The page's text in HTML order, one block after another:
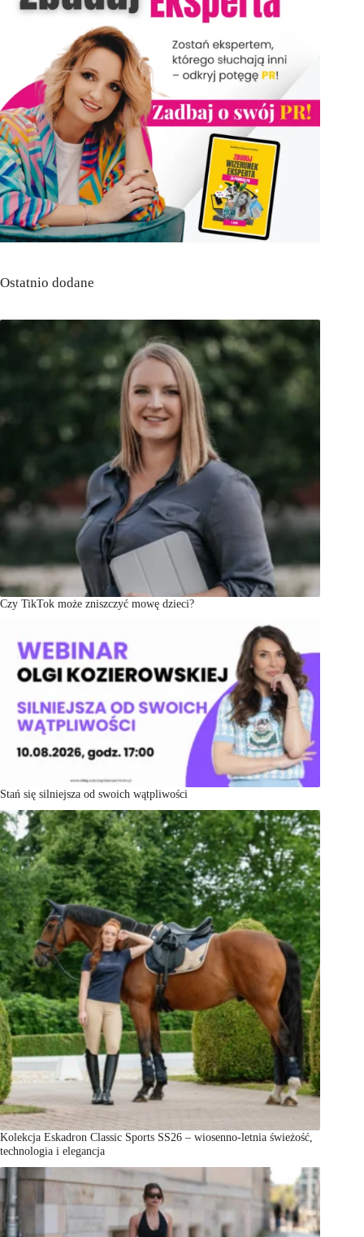
Ostatnio dodane
Czy TikTok może zniszczyć mowę dzieci?
Stań się silniejsza od swoich wątpliwości
Kolekcja Eskadron Classic Sports SS26 – wiosenno-letnia świeżość,
technologia i elegancja